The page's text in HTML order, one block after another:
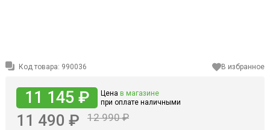
Код товара: 990036 В избранное
11 145 ₽ Цена в магазине
при оплате наличными
11 490 ₽ 12 990 ₽